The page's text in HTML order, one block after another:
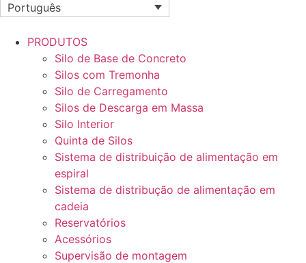
Português
PRODUTOS
Silo de Base de Concreto
Silos com Tremonha
Silo de Carregamento
Silos de Descarga em Massa
Silo Interior
Quinta de Silos
Sistema de distribuição de alimentação em
espiral
Sistema de distribução de alimentação em
cadeia
Reservatórios
Acessórios
Supervisão de montagem